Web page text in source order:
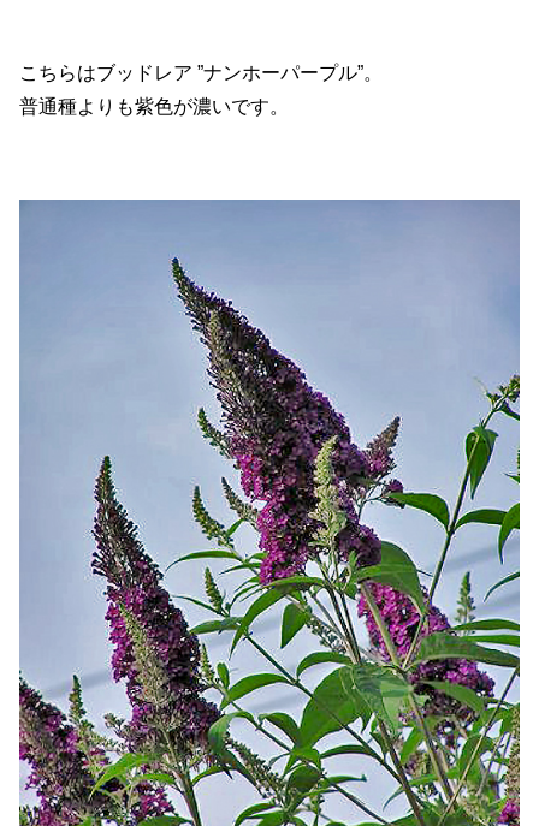
こちらはブッドレア ”ナンホーパープル”。
普通種よりも紫色が濃いです。